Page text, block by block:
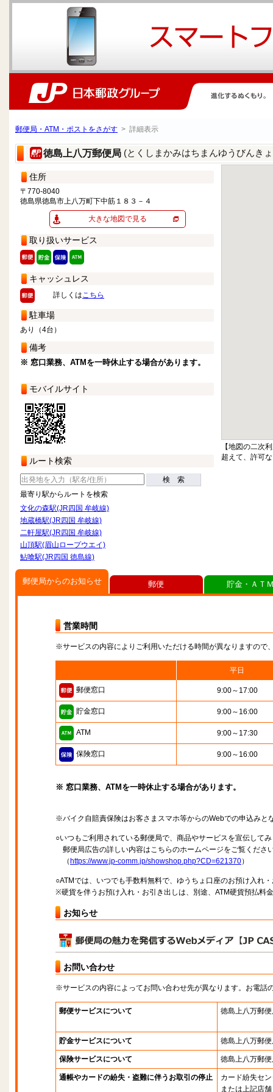
郵便局・ATM・ポストをさがす > 詳細表示
徳島上八万郵便局 (とくしまかみはちまんゆうびんき
住所
〒770-8040
徳島県徳島市上八万町下中筋１８３－４
大きな地図で見る
取り扱いサービス
キャッシュレス
詳しくはこちら
駐車場
あり（4台）
備考
※ 窓口業務、ATMを一時休止する場合があります。
モバイルサイト
ルート検索
検 索
最寄り駅からルートを検索
文化の森駅(JR四国 牟岐線)
地蔵橋駅(JR四国 牟岐線)
二軒屋駅(JR四国 牟岐線)
山頂駅(眉山ロープウエイ)
鮎喰駅(JR四国 徳島線)
【地図の二次
超えて、許可
郵便局からのお知らせ
営業時間
※サービスの内容によりご利用いただける時間が異なりますので
平日
郵便窓口 9:00～17:00
貯金窓口 9:00～16:00
ATM 9:00～17:30
保険窓口 9:00～16:00
※ 窓口業務、ATMを一時休止する場合があります。
※バイク自賠責保険はお客さまスマホ等からのWebでの申込みと
○いつもご利用されている郵便局で、商品やサービスを宣伝して
郵便局広告の詳しい内容はこちらのホームページをご覧くださ
（ https://www.jp-comm.jp/showshop.php?CD=621370）
○ATMでは、いつでも手数料無料で、ゆうちょ口座のお預け入れ
※硬貨を伴うお預け入れ・お引き出しは、別途、ATM硬貨預払料
お知らせ
お問い合わせ
※サービスの内容によってお問い合わせ先が異なります。お電話
郵便サービスについて 徳島上八万郵
貯金サービスについて 徳島上八万郵
保険サービスについて 徳島上八万郵
通帳やカードの紛失・盗難に伴うお取引の停止
カード紛失セ
または上記店舗
郵便 貯金・ＡＴ